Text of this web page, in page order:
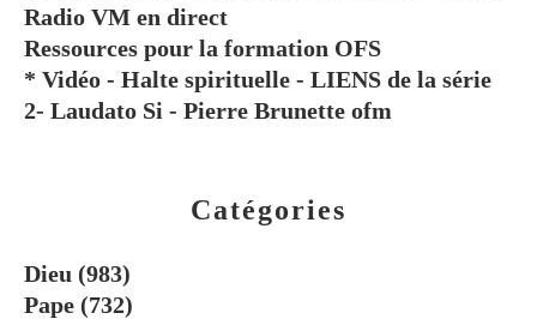
Catégories
Dieu (983)
Pape (732)
Radio VM en direct
Ressources pour la formation OFS
* Vidéo - Halte spirituelle - LIENS de la série
2- Laudato Si - Pierre Brunette ofm